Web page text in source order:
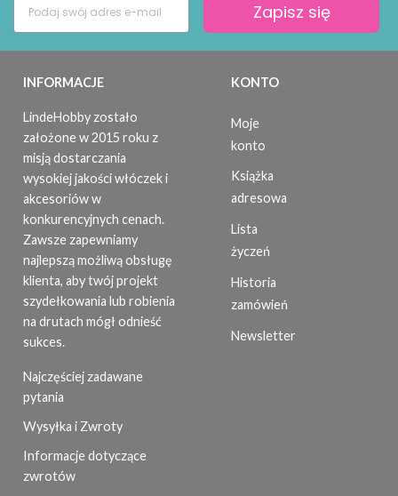
Zapisz się
INFORMACJE
LindeHobby zostało
założone w 2015 roku z
misją dostarczania
wysokiej jakości włóczek i
akcesoriów w
konkurencyjnych cenach.
Zawsze zapewniamy
najlepszą możliwą obsługę
klienta, aby twój projekt
szydełkowania lub robienia
na drutach mógł odnieść
sukces.
Najczęściej zadawane
pytania
Wysyłka i Zwroty
Informacje dotyczące
zwrotów
KONTO
Moje
konto
Książka
adresowa
Lista
życzeń
Historia
zamówień
Newsletter